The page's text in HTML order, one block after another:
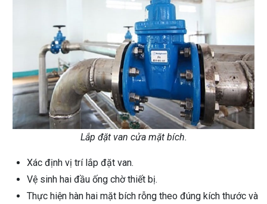
Lắp đặt van cửa mặt bích.
Xác định vị trí lắp đặt van.
Vệ sinh hai đầu ống chờ thiết bị.
Thực hiện hàn hai mặt bích rỗng theo đúng kích thước và